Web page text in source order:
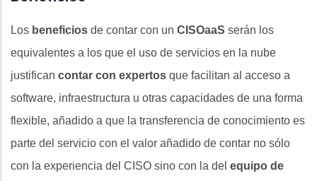
Los beneficios de contar con un CISOaaS serán los
equivalentes a los que el uso de servicios en la nube
justifican contar con expertos que facilitan al acceso a
software, infraestructura u otras capacidades de una forma
flexible, añadido a que la transferencia de conocimiento es
parte del servicio con el valor añadido de contar no sólo
con la experiencia del CISO sino con la del equipo de